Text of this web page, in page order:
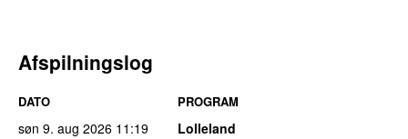
Afspilningslog
DATO PROGRAM
søn 9. aug 2026 11:19
Lolleland